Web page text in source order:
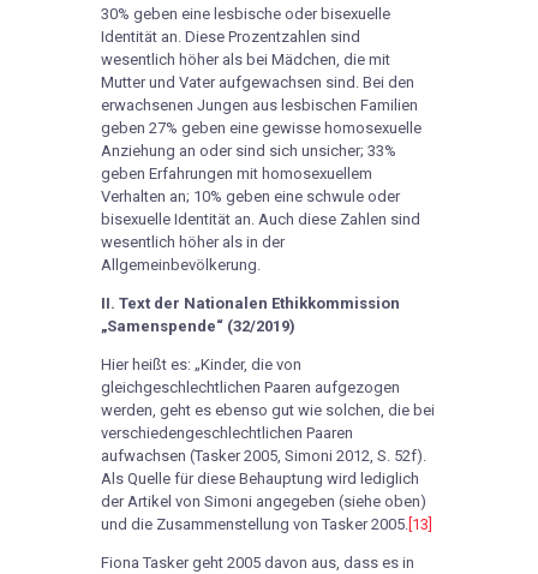
30% geben eine lesbische oder bisexuelle
Identität an. Diese Prozentzahlen sind
wesentlich höher als bei Mädchen, die mit
Mutter und Vater aufgewachsen sind. Bei den
erwachsenen Jungen aus lesbischen Familien
geben 27% geben eine gewisse homosexuelle
Anziehung an oder sind sich unsicher; 33%
geben Erfahrungen mit homosexuellem
Verhalten an; 10% geben eine schwule oder
bisexuelle Identität an. Auch diese Zahlen sind
wesentlich höher als in der
Allgemeinbevölkerung.
II. Text der Nationalen Ethikkommission
„Samenspende“ (32/2019)
Hier heißt es: „Kinder, die von
gleichgeschlechtlichen Paaren aufgezogen
werden, geht es ebenso gut wie solchen, die bei
verschiedengeschlechtlichen Paaren
aufwachsen (Tasker 2005, Simoni 2012, S. 52f).
Als Quelle für diese Behauptung wird lediglich
der Artikel von Simoni angegeben (siehe oben)
und die Zusammenstellung von Tasker 2005. [13]
Fiona Tasker geht 2005 davon aus, dass es in